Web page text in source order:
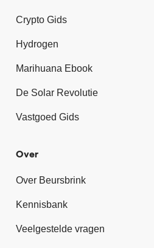
Crypto Gids
Hydrogen
Marihuana Ebook
De Solar Revolutie
Vastgoed Gids
Over
Over Beursbrink
Kennisbank
Veelgestelde vragen